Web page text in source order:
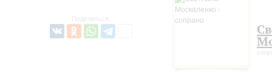
Поделиться: